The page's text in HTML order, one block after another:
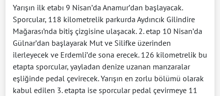
Yarışın ilk etabı 9 Nisan’da Anamur’dan başlayacak.
Sporcular, 118 kilometrelik parkurda Aydıncık Gilindire
Mağarası’nda bitiş çizgisine ulaşacak. 2. etap 10 Nisan’da
Gülnar’dan başlayarak Mut ve Silifke üzerinden
ilerleyecek ve Erdemli’de sona erecek. 126 kilometrelik bu
etapta sporcular, yayladan denize uzanan manzaralar
eşliğinde pedal çevirecek. Yarışın en zorlu bölümü olarak
kabul edilen 3. etapta ise sporcular pedal çevirmeye 11